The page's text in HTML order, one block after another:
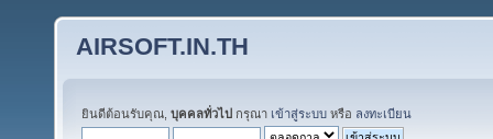
AIRSOFT.IN.TH
ยินดีต้อนรับคุณ, บุคคลทั่วไป กรุณา เข้าสู่ระบบ หรือ ลงทะเบียน